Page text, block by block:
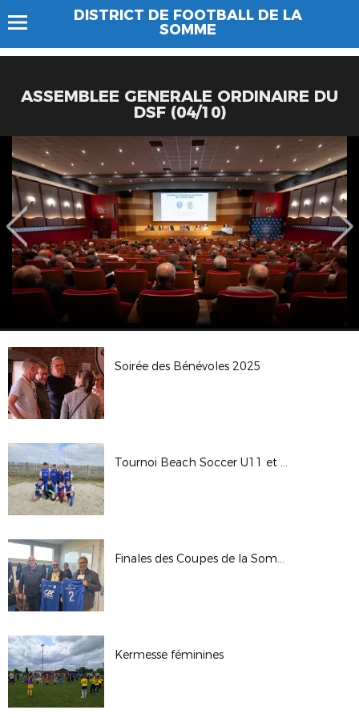
DISTRICT DE FOOTBALL DE LA
SOMME
ASSEMBLEE GENERALE ORDINAIRE DU
DSF (04/10)
Soirée des Bénévoles 2025
Tournoi Beach Soccer U11 et U13
Finales des Coupes de la Somme Seniors 2025
Kermesse féminines